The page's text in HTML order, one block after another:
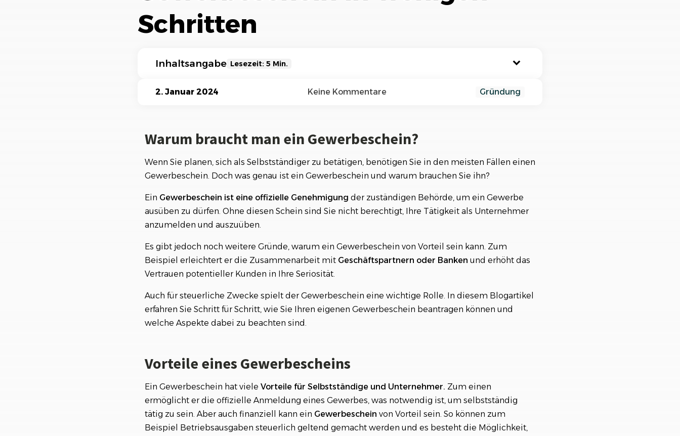
Schauen Sie einen kleinen Auszug
unserer Referenzen an...
Schritten
Inhaltsangabe Lesezeit: 5 Min.
Warum braucht man ein Gewerbeschein?
Schritt 1: Recherche und Planung
Was ist ein Gewerbe? Definition und Abgrenzung.
Welche Unterlagen werden benötigt?
Schritt 2: Anmeldung beim zuständigen Amt
Wo kann man den Gewerbeschein beantragen?
8. Wie lange dauert die Bearbeitungszeit?
Schritt 3: Steuerliche Aspekte des Gewerbescheins
Welche Steuern müssen Sie als Selbstständiger beachten?
2. Januar 2024 Keine Kommentare Gründung
Warum braucht man ein Gewerbeschein?
Wenn Sie planen, sich als Selbstständiger zu betätigen, benötigen Sie in den meisten Fällen einen
Gewerbeschein. Doch was genau ist ein Gewerbeschein und warum brauchen Sie ihn?
Ein Gewerbeschein ist eine offizielle Genehmigung der zuständigen Behörde, um ein Gewerbe
ausüben zu dürfen. Ohne diesen Schein sind Sie nicht berechtigt, Ihre Tätigkeit als Unternehmer
anzumelden und auszuüben.
Es gibt jedoch noch weitere Gründe, warum ein Gewerbeschein von Vorteil sein kann. Zum
Beispiel erleichtert er die Zusammenarbeit mit Geschäftspartnern oder Banken und erhöht das
Vertrauen potentieller Kunden in Ihre Seriosität.
Auch für steuerliche Zwecke spielt der Gewerbeschein eine wichtige Rolle. In diesem Blogartikel
erfahren Sie Schritt für Schritt, wie Sie Ihren eigenen Gewerbeschein beantragen können und
welche Aspekte dabei zu beachten sind.
Vorteile eines Gewerbescheins
Ein Gewerbeschein hat viele Vorteile für Selbstständige und Unternehmer. Zum einen
ermöglicht er die offizielle Anmeldung eines Gewerbes, was notwendig ist, um selbstständig
tätig zu sein. Aber auch finanziell kann ein Gewerbeschein von Vorteil sein. So können zum
Beispiel Betriebsausgaben steuerlich geltend gemacht werden und es besteht die Möglichkeit,